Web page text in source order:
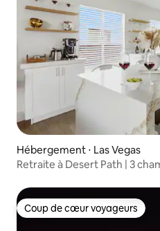
Hébergement ⋅ Las Vegas
Retraite à Desert Path | 3
Coup de cœur voyageurs
Coup de cœur voyageurs